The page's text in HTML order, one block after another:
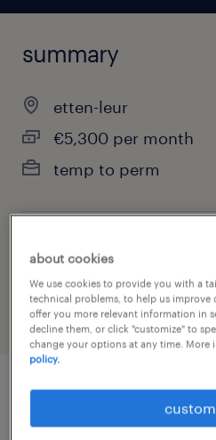
summary
etten-leur
€5,300 per month
temp to perm
job category
engineering
about cookies
We use cookies to provide you with a
technical problems, to help us improve
offer you more relevant information in
decline them, or click "customize" to
change your options at any time. More
policy.